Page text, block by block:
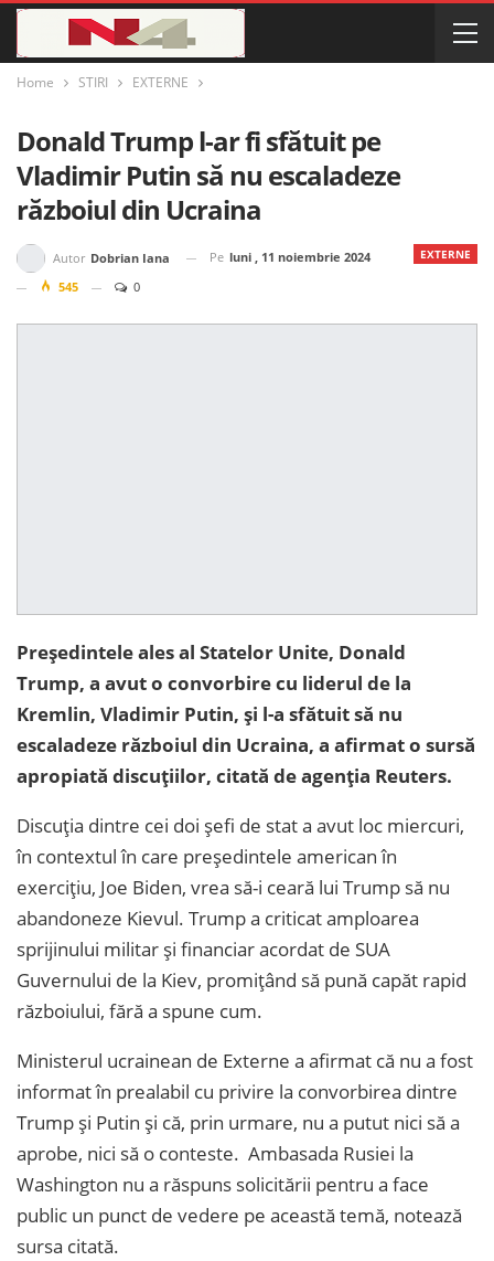
Home STIRI EXTERNE
Donald Trump l-ar fi sfătuit pe
Vladimir Putin să nu escaladeze
războiul din Ucraina
EXTERNE
Autor Dobrian Iana Pe luni , 11 noiembrie 2024
545
0
Președintele ales al Statelor Unite, Donald
Trump, a avut o convorbire cu liderul de la
Kremlin, Vladimir Putin, și l-a sfătuit să nu
escaladeze războiul din Ucraina, a afirmat o sursă
apropiată discuțiilor, citată de agenția Reuters.
Discuția dintre cei doi șefi de stat a avut loc miercuri,
în contextul în care președintele american în
exercițiu, Joe Biden, vrea să-i ceară lui Trump să nu
abandoneze Kievul. Trump a criticat amploarea
sprijinului militar și financiar acordat de SUA
Guvernului de la Kiev, promițând să pună capăt rapid
războiului, fără a spune cum.
Ministerul ucrainean de Externe a afirmat că nu a fost
informat în prealabil cu privire la convorbirea dintre
Trump și Putin și că, prin urmare, nu a putut nici să a
aprobe, nici să o conteste. Ambasada Rusiei la
Washington nu a răspuns solicitării pentru a face
public un punct de vedere pe această temă, notează
sursa citată.